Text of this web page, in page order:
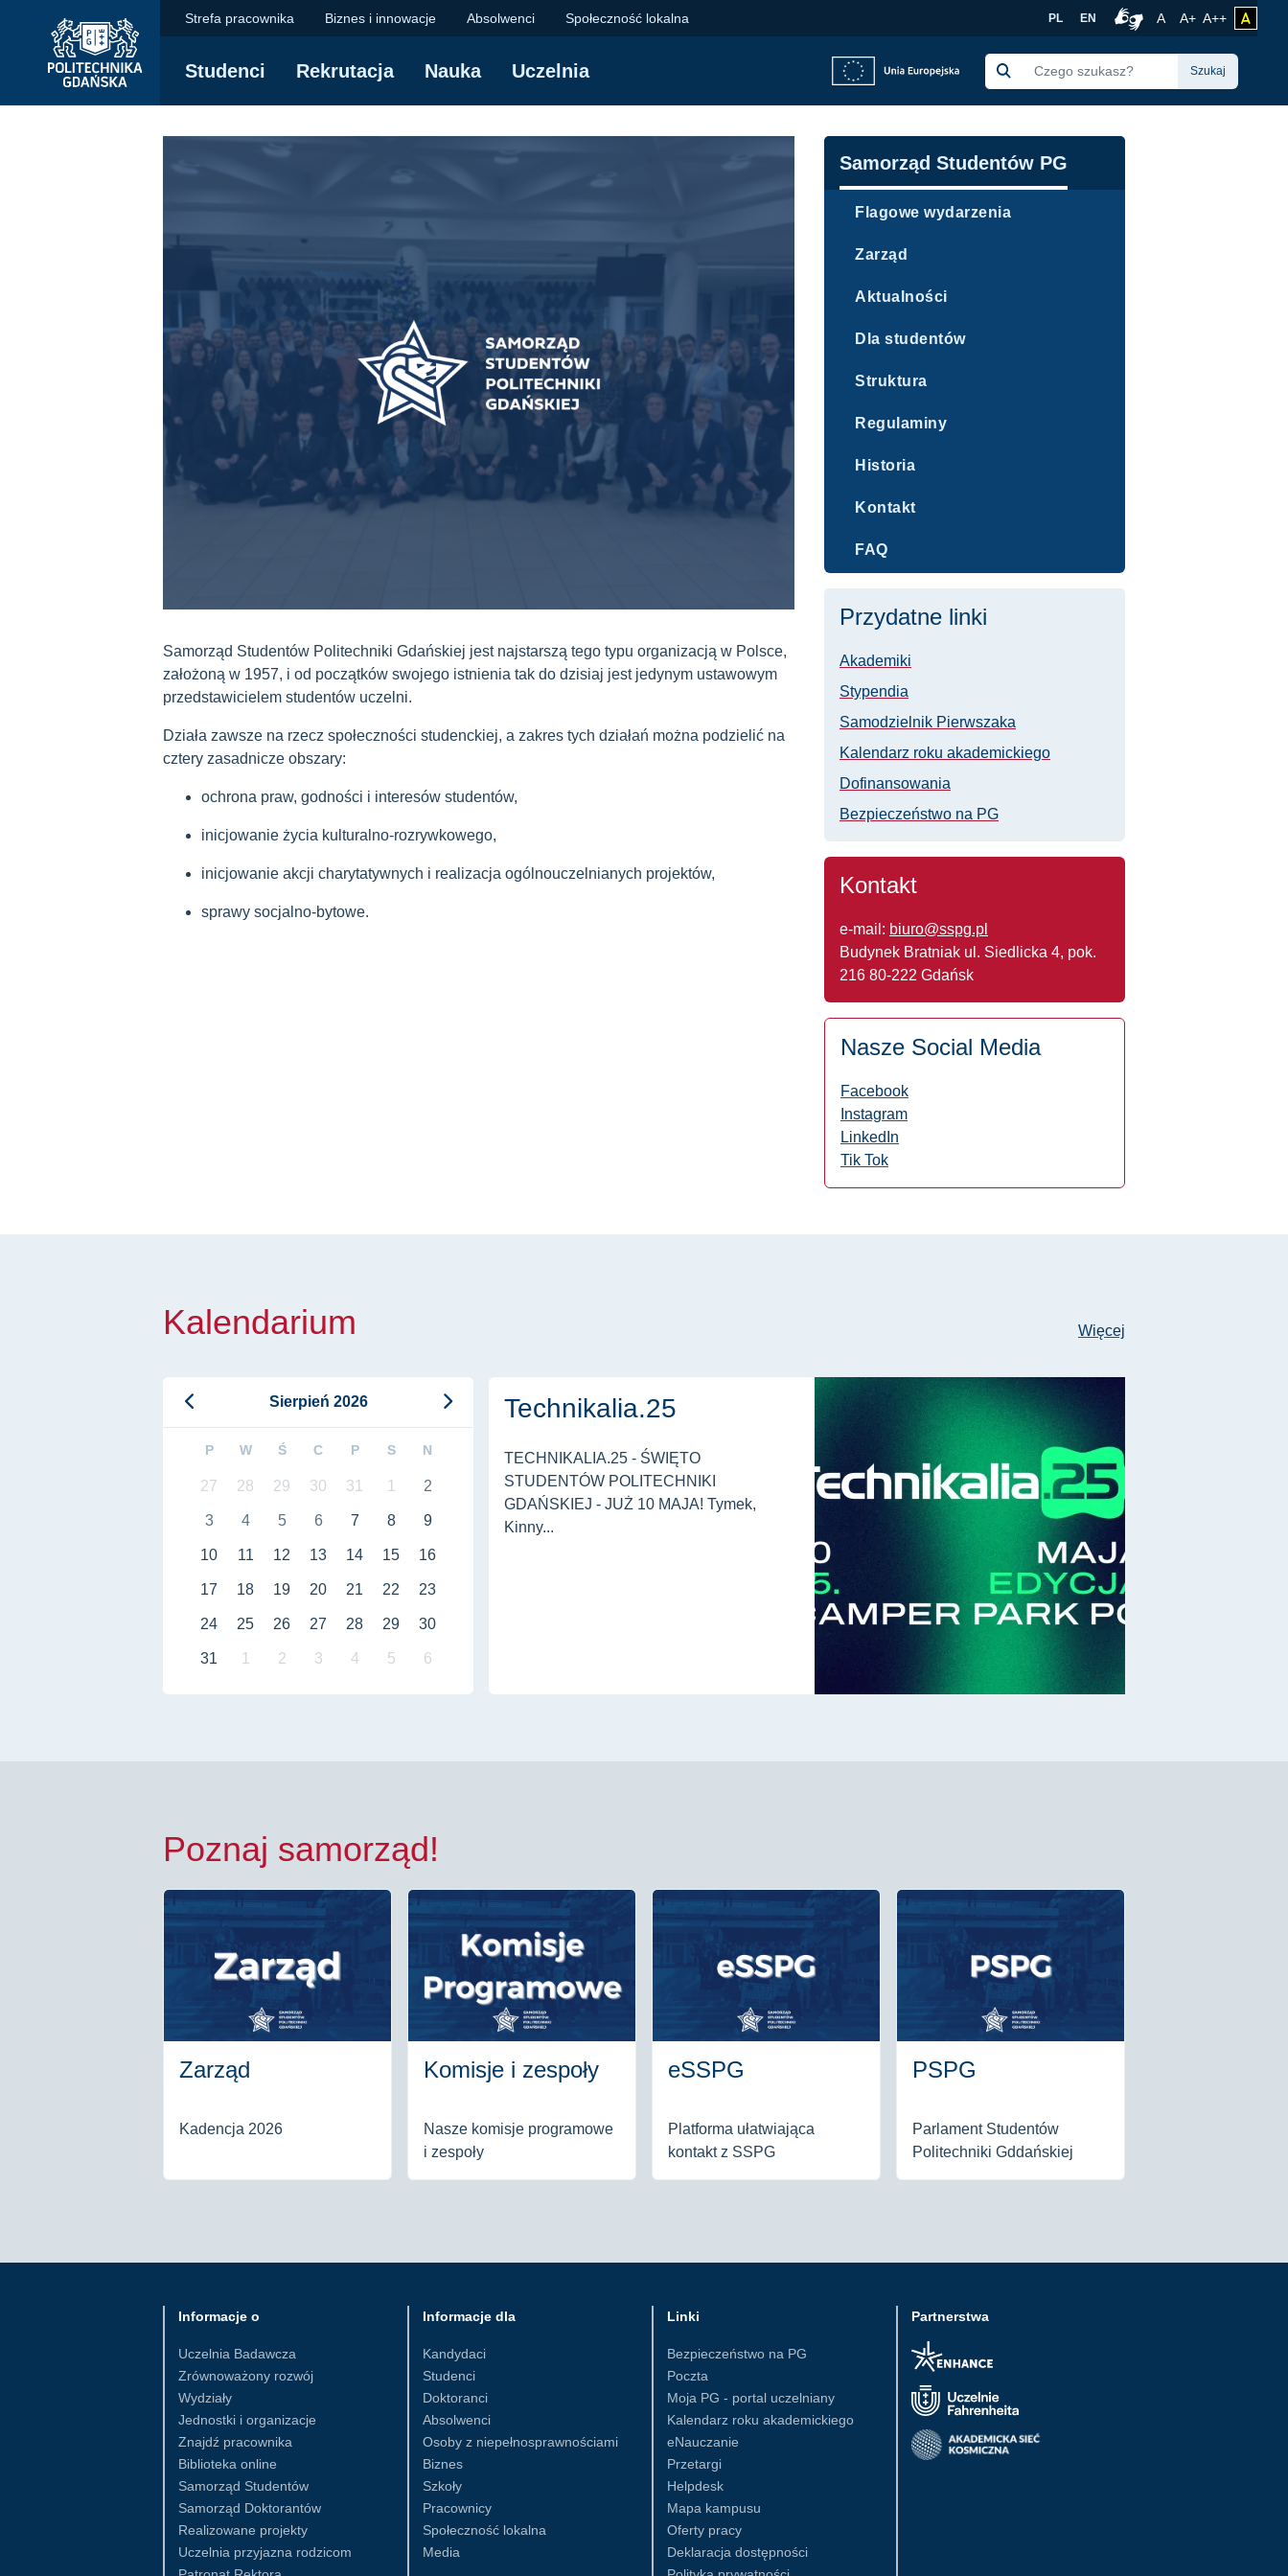
głównego
wyszukiwarki
Samorząd Studentów PG | Politechnika Gdańska
Strefa pracownika Biznes i innowacje Absolwenci Społeczność lokalna PL EN ARozmiar czcionki
A+Czcionka
A++Czcionka
Studenci Rekrutacja Nauka Uczelnia Szukaj
Nawigacja
Samorząd Studentów PG
Flagowe wydarzenia
Zarząd
Aktualności
Dla studentów
Struktura
Regulaminy
Historia
Kontakt
FAQ
Przydatne linki
Akademiki
Stypendia
Samodzielnik Pierwszaka
Kalendarz roku akademickiego
Dofinansowania
Bezpieczeństwo na PG
Kontakt
e-mail: biuro@sspg.pl
Budynek Bratniak ul. Siedlicka 4, pok.
216 80-222 Gdańsk
Nasze Social Media
Facebook
Instagram
LinkedIn
Tik Tok
Samorząd Studentów Politechniki Gdańskiej jest najstarszą tego typu organizacją w Polsce,
założoną w 1957, i od początków swojego istnienia tak do dzisiaj jest jedynym ustawowym
przedstawicielem studentów uczelni.
Działa zawsze na rzecz społeczności studenckiej, a zakres tych działań można podzielić na
cztery zasadnicze obszary:
ochrona praw, godności i interesów studentów,
inicjowanie życia kulturalno-rozrywkowego,
inicjowanie akcji charytatywnych i realizacja ogólnouczelnianych projektów,
sprawy socjalno-bytowe.
Kalendarium Więcej
Sierpień 2026
P W Ś C P S N
27 28 29 30 31 1 2
3 4 5 6 7 8 9
10 11 12 13 14 15 16
17 18 19 20 21 22 23
24 25 26 27 28 29 30
31 1 2 3 4 5 6
Technikalia.25
TECHNIKALIA.25 - ŚWIĘTO
STUDENTÓW POLITECHNIKI
GDAŃSKIEJ - JUŻ 10 MAJA! Tymek,
Kinny...
Poznaj samorząd!
Zarząd
Kadencja 2026
Komisje i zespoły
Nasze komisje programowe
i zespoły
eSSPG
Platforma ułatwiająca
kontakt z SSPG
PSPG
Parlament Studentów
Politechniki Gddańskiej
Partnerstwa
Informacje o
Uczelnia Badawcza
Zrównoważony rozwój
Wydziały
Jednostki i organizacje
Znajdź pracownika
Biblioteka online
Samorząd Studentów
Samorząd Doktorantów
Realizowane projekty
Uczelnia przyjazna rodzicom
Informacje dla
Kandydaci
Studenci
Doktoranci
Absolwenci
Osoby z niepełnosprawnościami
Biznes
Szkoły
Pracownicy
Społeczność lokalna
Media
Linki
Bezpieczeństwo na PG
Poczta
Moja PG - portal uczelniany
Kalendarz roku akademickiego
eNauczanie
Przetargi
Helpdesk
Mapa kampusu
Oferty pracy
Deklaracja dostępności